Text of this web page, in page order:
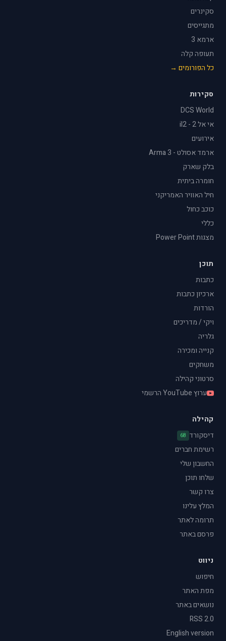
סקינרים
מתגייסים
ארמא 3
תעופה קלה
כל הפורומים →
סקירות
DCS World
אי אל 2 - il2
אירועים
ארמד אסולט - Arma 3
בלק שארק
חומרה ביתית
חיל האוויר האמריקני
כוכב כחול
כללי
מצגות Power Point
תוכן
כתבות
ארכיון כתבות
הורדות
ויקי / מדריכים
גלריה
קנייה ומכירה
משחקים
סרטוני קהילה
ערוץ YouTube הרשמי
קהילה
דיסקורד 68
רשימת חברים
החשבון שלי
שלחו תוכן
צרו קשר
המלץ עלינו
תרומה לאתר
פרסם באתר
ניווט
חיפוש
מפת האתר
נושאים באתר
RSS 2.0
English version